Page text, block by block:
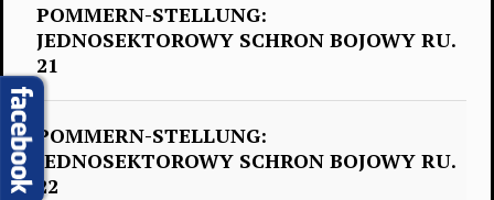
POMMERN-STELLUNG:
JEDNOSEKTOROWY SCHRON BOJOWY RU.
21
POMMERN-STELLUNG:
JEDNOSEKTOROWY SCHRON BOJOWY RU.
22